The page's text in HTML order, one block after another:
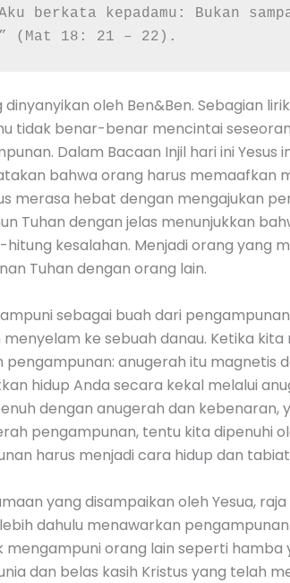
berkata kepadamu: Bukan
18: 21 – 22).
dinyanyikan oleh Ben&Ben. Sebagian
tidak benar-benar mencintai
Dalam Bacaan Injil hari ini
bahwa orang harus memaafkan
merasa hebat dengan mengajukan
Tuhan dengan jelas menunjukkan
kesalahan. Menjadi orang yang
Tuhan dengan orang lain.
sebagai buah dari
ke sebuah danau. Ketika
anugerah itu magnetis
hidup Anda secara kekal melalui
dengan anugerah dan
pengampunan, tentu kita dipenuhi
harus menjadi cara hidup dan
yang disampaikan oleh Yesua,
dahulu menawarkan
mengampuni orang lain seperti
dan belas kasih Kristus yang telah